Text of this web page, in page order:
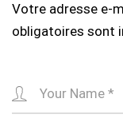
Votre adresse e-
obligatoires sont